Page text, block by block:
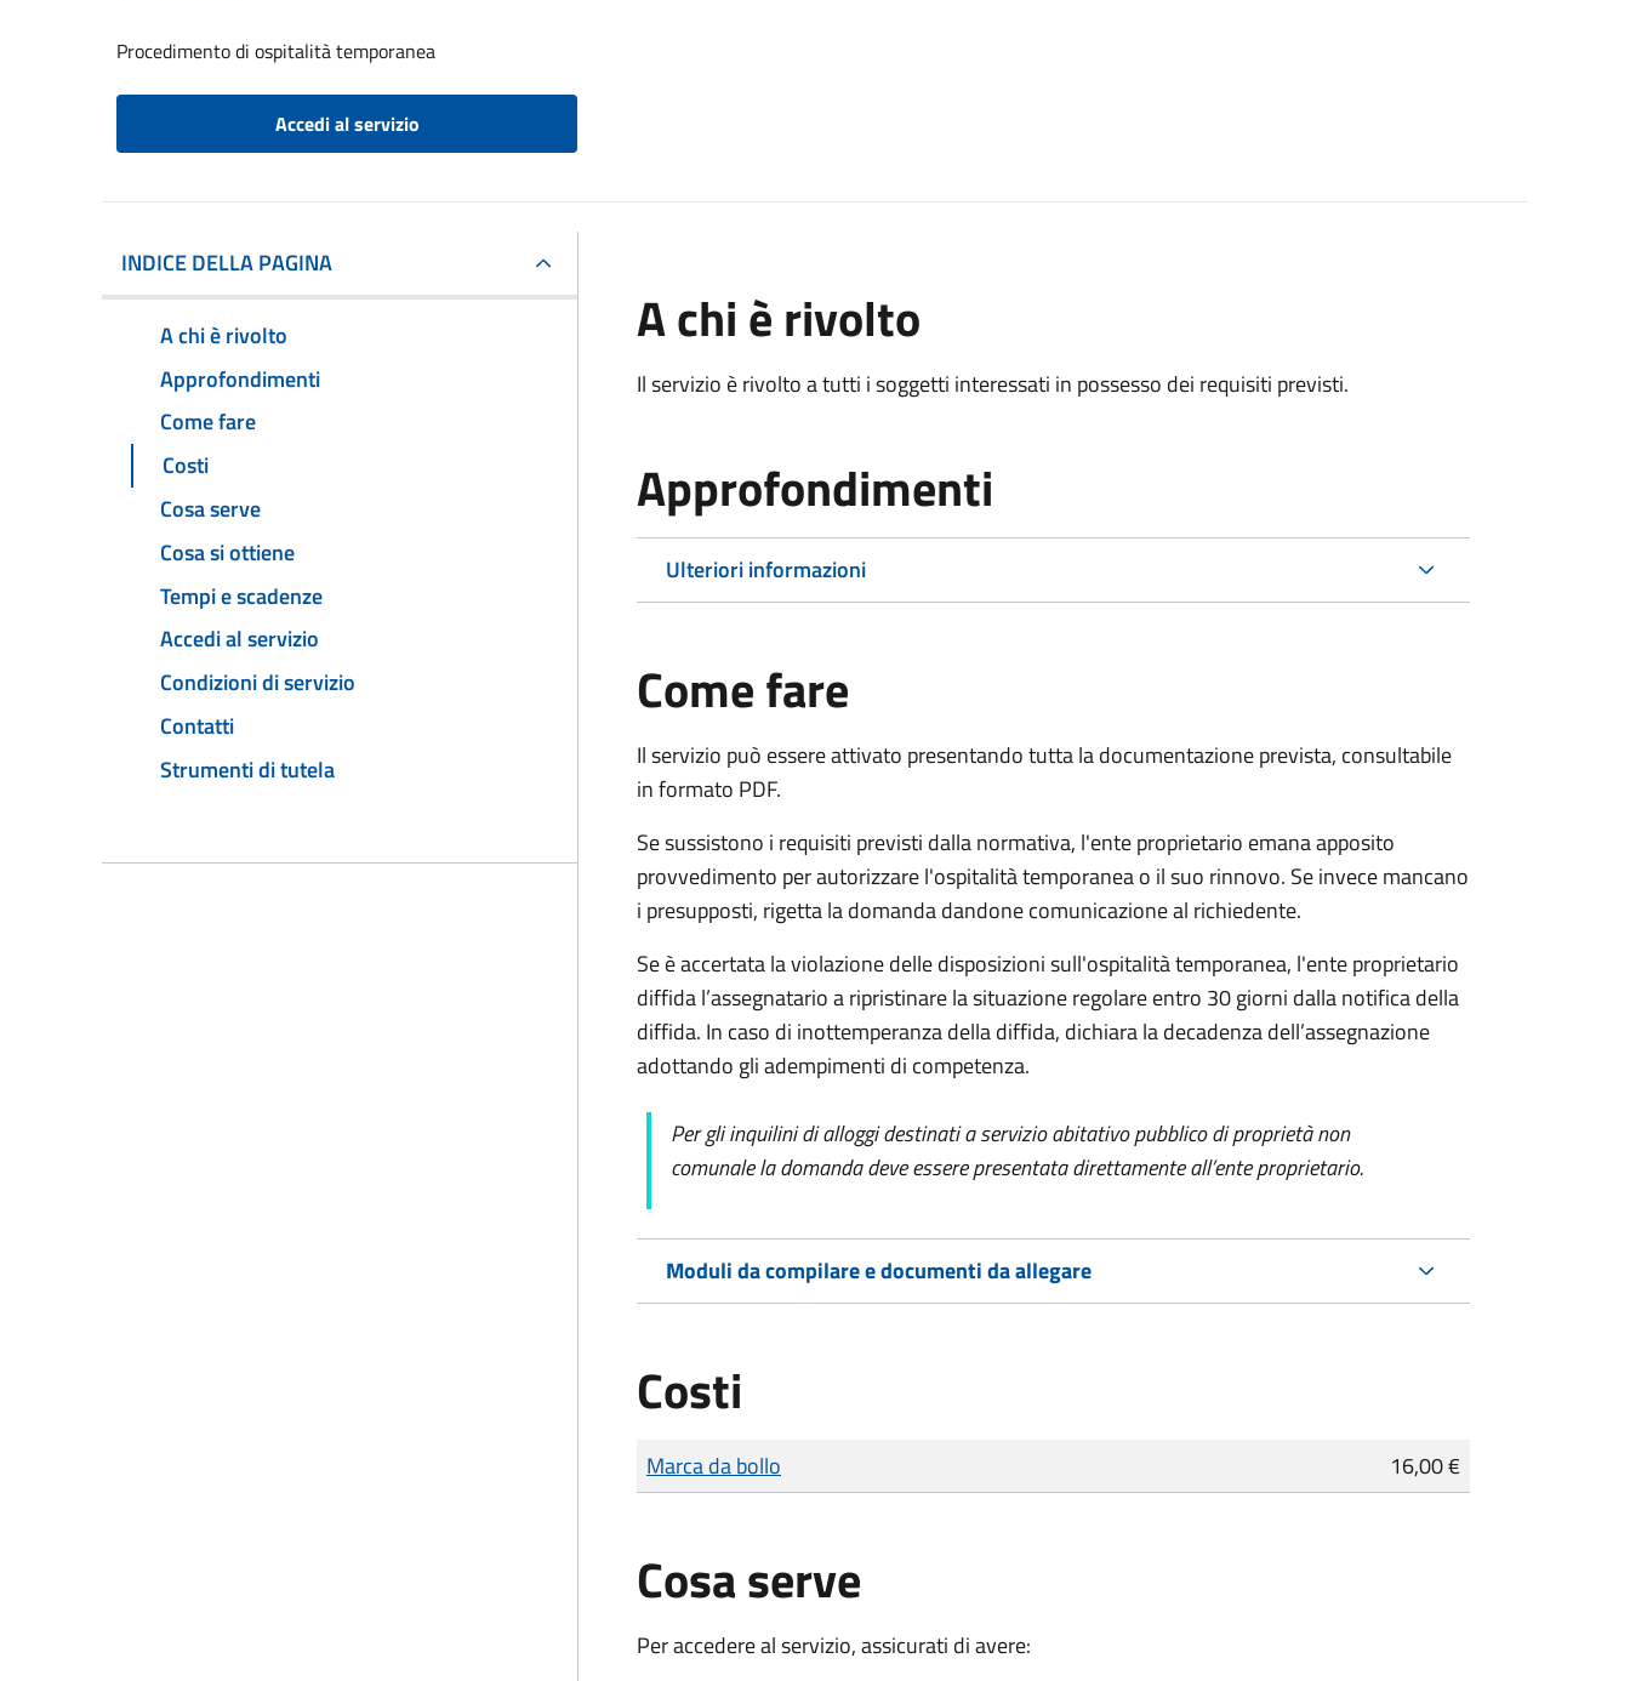
Procedimento di ospitalità temporanea
Accedi al servizio
INDICE DELLA PAGINA
A chi è rivolto
Approfondimenti
Come fare
Costi
Cosa serve
Cosa si ottiene
Tempi e scadenze
Accedi al servizio
Condizioni di servizio
Contatti
Strumenti di tutela
A chi è rivolto
Il servizio è rivolto a tutti i soggetti interessati in possesso dei requisiti previsti.
Approfondimenti
Ulteriori informazioni
Come fare
Il servizio può essere attivato presentando tutta la documentazione prevista, consultabile
in formato PDF.
Se sussistono i requisiti previsti dalla normativa, l'ente proprietario emana apposito
provvedimento per autorizzare l'ospitalità temporanea o il suo rinnovo. Se invece mancano
i presupposti, rigetta la domanda dandone comunicazione al richiedente.
Se è accertata la violazione delle disposizioni sull'ospitalità temporanea, l'ente proprietario
diffida l’assegnatario a ripristinare la situazione regolare entro 30 giorni dalla notifica della
diffida. In caso di inottemperanza della diffida, dichiara la decadenza dell’assegnazione
adottando gli adempimenti di competenza.
Per gli inquilini di alloggi destinati a servizio abitativo pubblicodi proprietà non
comunale la domanda deve essere presentata direttamente all’ente proprietario.
Moduli da compilare e documenti da allegare
Costi
Tipo di pagamento
Importo
Marca da bollo 16,00 €
Cosa serve
Per accedere al servizio, assicurati di avere: